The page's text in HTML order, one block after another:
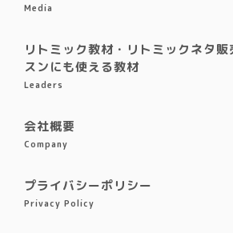
Media
リトミック教材・リトミックネタ販
スンにも使える教材
Leaders
会社概要
Company
プライバシーポリシー
Privacy Policy